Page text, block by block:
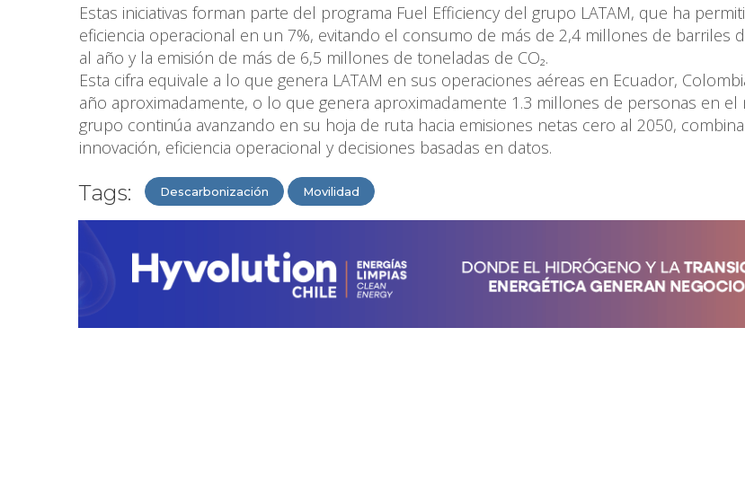
Estas iniciativas forman parte del programa Fuel Efficiency del grupo LATAM, que ha
eficiencia operacional en un 7%, evitando el consumo de más de 2,4 millones de barriles
al año y la emisión de más de 6,5 millones de toneladas de CO₂.
Esta cifra equivale a lo que genera LATAM en sus operaciones aéreas en Ecuador,
año aproximadamente, o lo que genera aproximadamente 1.3 millones de personas en el
grupo continúa avanzando en su hoja de ruta hacia emisiones netas cero al 2050,
innovación, eficiencia operacional y decisiones basadas en datos.
Tags: Descarbonización Movilidad